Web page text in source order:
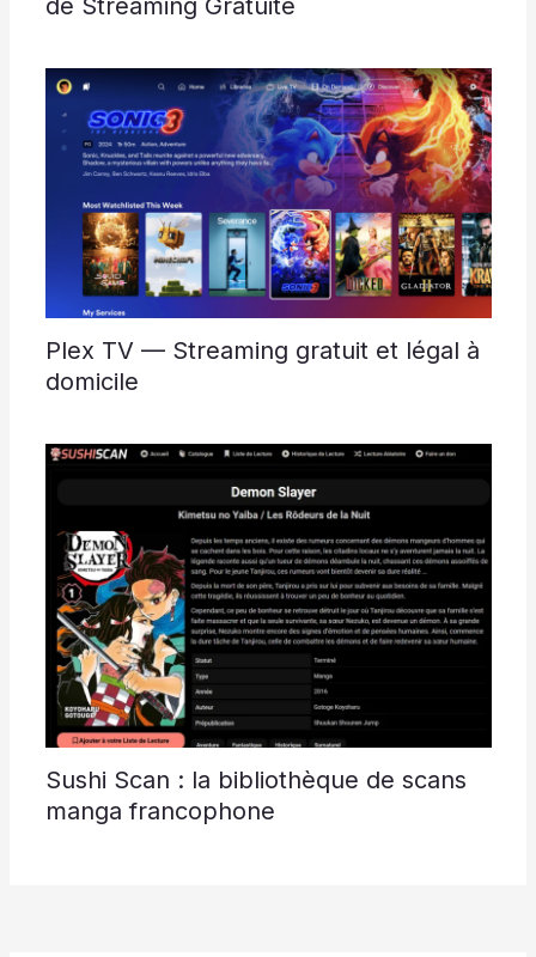
Plex TV — Streaming gratuit et légal à
domicile
Sushi Scan : la bibliothèque de scans
manga francophone